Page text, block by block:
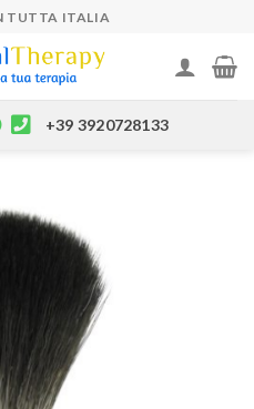
TUTTA ITALIA
+39 3920728133